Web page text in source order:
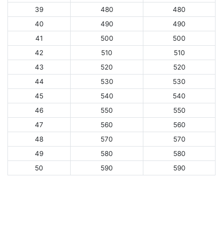
39
480
480
40
490
490
41
500
500
42
510
510
43
520
520
44
530
530
45
540
540
46
550
550
47
560
560
48
570
570
49
580
580
50
590 590